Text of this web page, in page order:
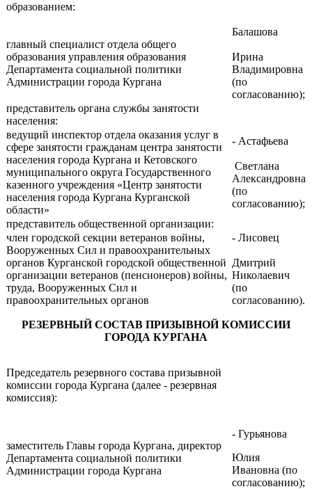
образованием:
главный специалист отдела общего
образования управления образования
Департамента социальной политики
Администрации города Кургана
Балашова
Ирина
Владимировна
(по
согласованию);
представитель органа службы занятости
населения:
ведущий инспектор отдела оказания услуг в
сфере занятости гражданам центра занятости
населения города Кургана и Кетовского
муниципального округа Государственного
казенного учреждения «Центр занятости
населения города Кургана Курганской
области»
- Астафьева
Светлана
Александровна
(по
согласованию);
представитель общественной организации:
член городской секции ветеранов войны,
Вооруженных Сил и правоохранительных
органов Курганской городской общественной
организации ветеранов (пенсионеров) войны,
труда, Вооруженных Сил и
правоохранительных органов
- Лисовец
Дмитрий
Николаевич
(по
согласованию).
РЕЗЕРВНЫЙ СОСТАВ ПРИЗЫВНОЙ КОМИССИИ
ГОРОДА КУРГАНА
Председатель резервного состава призывной
комиссии города Кургана (далее - резервная
комиссия):
заместитель Главы города Кургана, директор
Департамента социальной политики
Администрации города Кургана
- Гурьянова
Юлия
Ивановна (по
согласованию);